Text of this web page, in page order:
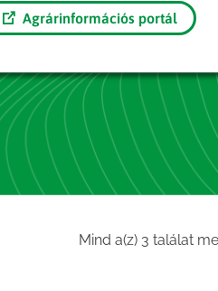
Agrárinformációs portál
Mind a(z) 3 találat